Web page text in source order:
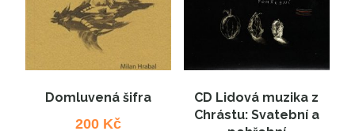
Domluvená šifra
200 Kč
CD Lidová muzika z
Chrástu: Svatební a